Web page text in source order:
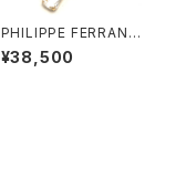
PHILIPPE FERRANDI
S Baléares イヤリン
グ#1
¥38,500